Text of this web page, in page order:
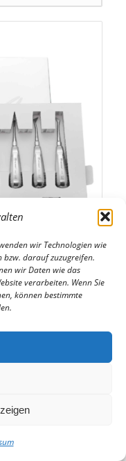
wir Technologien wie
bzw. darauf zuzugreifen.
wir Daten wie das
verarbeiten. Wenn Sie
können bestimmte